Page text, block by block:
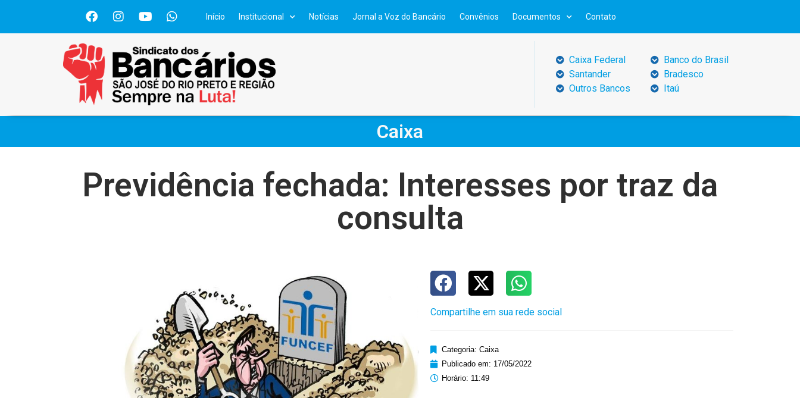
Início Institucional Notícias Jornal a Voz do Bancário Convênios Documentos Contato
Caixa Federal
Santander
Outros Bancos
Banco do Brasil
Bradesco
Itaú
Caixa
Previdência fechada: Interesses por traz da
consulta
Compartilhe em sua rede social
Categoria: Caixa
Publicado em: 17/05/2022
Horário: 11:49